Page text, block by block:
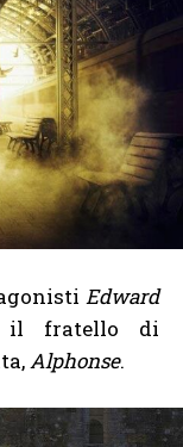
Edward
il fratello di
Alphonse.